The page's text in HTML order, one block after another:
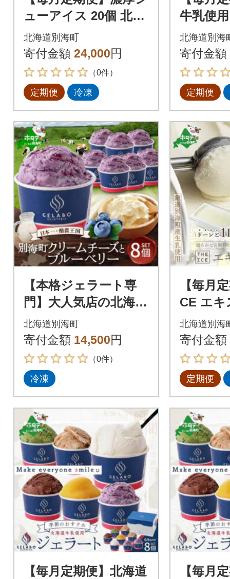
ューアイス 20個 北海
道 別海町産チーズ贅
沢使用 冷たいシュー
クリーム全2回
北海道別海町
寄付金額 24,000円
（0件）
定期便 冷凍
牛乳使
おすす
3回
北海道別海
寄付金額
定期便
【本格ジェラート専
門】大人気店の北海道
贅沢ジェラートセッ
ト ブルーベリー 8個
アイス好きにも
北海道別海町
寄付金額 14,500円
（0件）
冷凍
【毎月
CE エ
アイス
サイズ
使用 全5
北海道別海
寄付金額
定期便
【毎月定期便】北海道
【毎月